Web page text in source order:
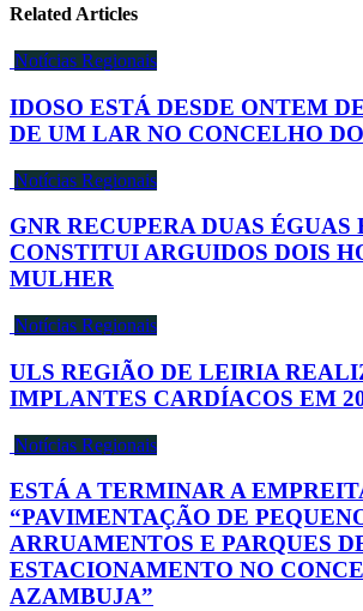
Related Articles
Notícias Regionais
IDOSO ESTÁ DESDE ONTEM
DE UM LAR NO CONCELHO
Notícias Regionais
GNR RECUPERA DUAS ÉGUAS
CONSTITUI ARGUIDOS DOIS
MULHER
Notícias Regionais
ULS REGIÃO DE LEIRIA
IMPLANTES CARDÍACOS EM
Notícias Regionais
ESTÁ A TERMINAR A
“PAVIMENTAÇÃO DE
ARRUAMENTOS E PARQUES
ESTACIONAMENTO NO
AZAMBUJA”